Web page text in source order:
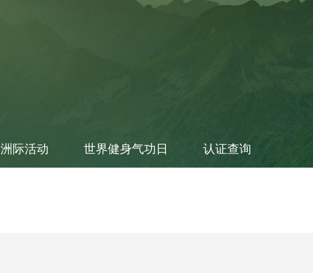
洲际活动 世界健身气功日 认证查询